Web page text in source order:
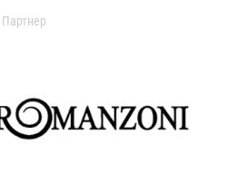
Партнер